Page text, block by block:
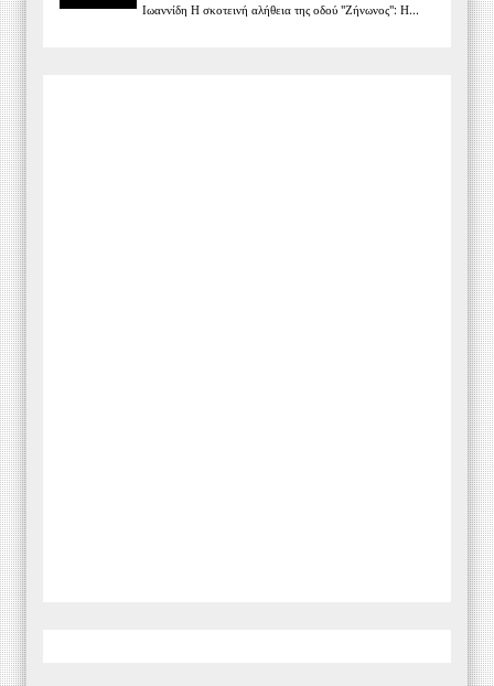
Ιωαννίδη Η σκοτεινή αλήθεια της οδού "Ζήνωνος": Η...